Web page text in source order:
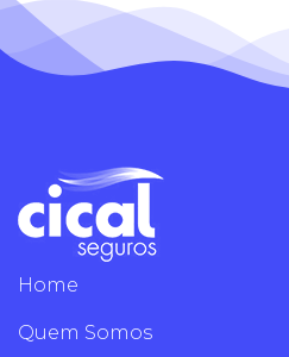
Home
Quem Somos